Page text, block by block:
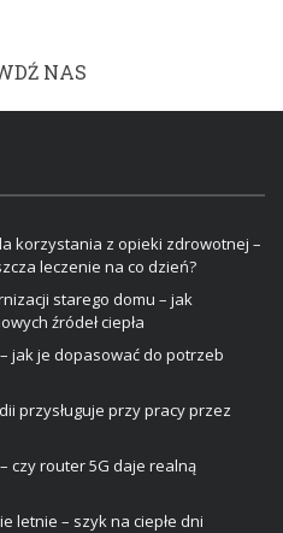
NAS
korzystania z opieki zdrowotnej –
leczenie na co dzień?
starego domu – jak
źródeł ciepła
jak je dopasować do potrzeb
przysługuje przy pracy przez
czy router 5G daje realną
letnie – szyk na ciepłe dni